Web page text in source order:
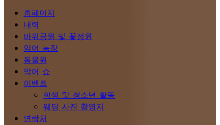
홈페이지
내력
바위공원 및 꽃정원
악어 농장
동물원
악어 쇼
이벤트
학생 및 청소년 활동
웨딩 사진 촬영지
연락처